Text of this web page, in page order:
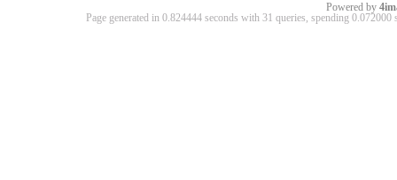
Powered by
Page generated in 0.824444 seconds with 31 queries, spending